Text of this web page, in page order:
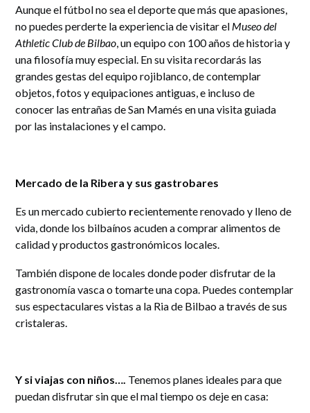
Aunque el fútbol no sea el deporte que más que apasiones,
no puedes perderte la experiencia de visitar el Museo del
Athletic Club de Bilbao, un equipo con 100 años de historia y
una filosofía muy especial. En su visita recordarás las
grandes gestas del equipo rojiblanco, de contemplar
objetos, fotos y equipaciones antiguas, e incluso de
conocer las entrañas de San Mamés en una visita guiada
por las instalaciones y el campo.
Mercado de la Ribera y sus gastrobares
Es un mercado cubierto recientemente renovado y lleno de
vida, donde los bilbaínos acuden a comprar alimentos de
calidad y productos gastronómicos locales.
También dispone de locales donde poder disfrutar de la
gastronomía vasca o tomarte una copa. Puedes contemplar
sus espectaculares vistas a la Ria de Bilbao a través de sus
cristaleras.
Y si viajas con niños…. Tenemos planes ideales para que
puedan disfrutar sin que el mal tiempo os deje en casa: